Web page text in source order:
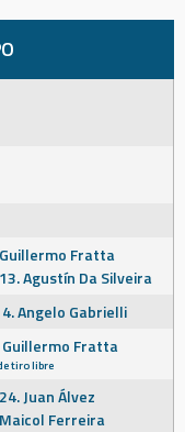
Guillermo Fratta
13. Agustín Da Silveira
4. Angelo Gabrielli
Guillermo Fratta
tiro libre
24. Juan Álvez
Maicol Ferreira